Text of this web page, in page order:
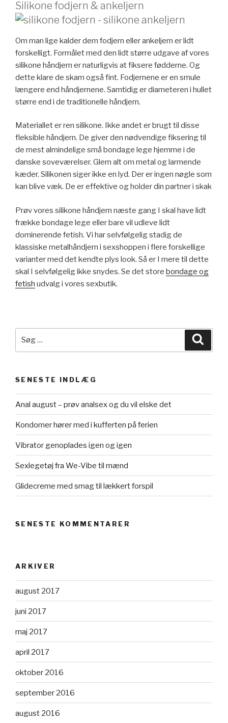
Silikone fodjern & ankeljern
Om man lige kalder dem fodjern eller ankeljern er lidt
forskelligt. Formålet med den lidt større udgave af vores
silikone håndjern er naturligvis at fiksere fødderne. Og
dette klare de skam også fint. Fodjernene er en smule
længere end håndjernene. Samtidig er diameteren i hullet
større end i de traditionelle håndjern.
Materiallet er ren silikone. Ikke andet er brugt til disse
fleksible håndjern. De giver den nødvendige fiksering til
de mest almindelige små bondage lege hjemme i de
danske soveværelser. Glem alt om metal og larmende
kæder. Silikonen siger ikke en lyd. Der er ingen nøgle som
kan blive væk. De er effektive og holder din partner i skak
Prøv vores silikone håndjern næste gang I skal have lidt
frække bondage lege eller bare vil udleve lidt
dominerende fetish. Vi har selvfølgelig stadig de
klassiske metalhåndjern i sexshoppen i flere forskellige
varianter med det kendte plys look. Så er I mere til dette
skal I selvfølgelig ikke snydes. Se det store bondage og
fetish udvalg i vores sexbutik.
efter:
SENESTE INDLÆG
Anal august – prøv analsex og du vil elske det
Kondomer hører med i kufferten på ferien
Vibrator genoplades igen og igen
Sexlegetøj fra We-Vibe til mænd
Glidecreme med smag til lækkert forspil
SENESTE KOMMENTARER
ARKIVER
august 2017
juni 2017
maj 2017
april 2017
oktober 2016
september 2016
august 2016